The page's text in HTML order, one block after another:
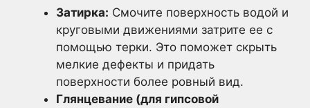
Затирка: Смочите поверхность водой и
круговыми движениями затрите ее с
помощью терки. Это поможет скрыть
мелкие дефекты и придать
поверхности более ровный вид.
Глянцевание (для гипсовой